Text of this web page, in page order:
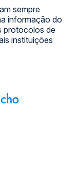
sempre
informação do
protocolos de
instituições